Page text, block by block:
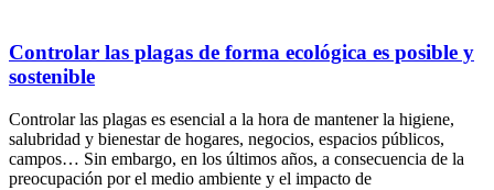
Controlar las plagas de forma ecológica es posible y
sostenible
Controlar las plagas es esencial a la hora de mantener la higiene,
salubridad y bienestar de hogares, negocios, espacios públicos,
campos… Sin embargo, en los últimos años, a consecuencia de la
preocupación por el medio ambiente y el impacto de